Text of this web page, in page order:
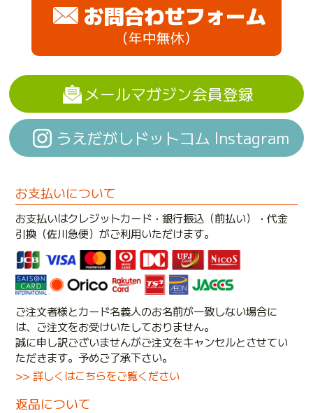
お問合わせフォーム
（年中無休）
メールマガジン会員登録
うえだがしドットコム Instagram
お支払いについて
お支払いはクレジットカード・銀行振込（前払い）・代金
引換（佐川急便）がご利用いただけます。
ご注文者様とカード名義人のお名前が一致しない場合に
は、ご注文をお受けいたしておりません。
誠に申し訳ございませんがご注文をキャンセルとさせてい
ただきます。予めご了承下さい。
>> 詳しくはこちらをご覧ください
返品について